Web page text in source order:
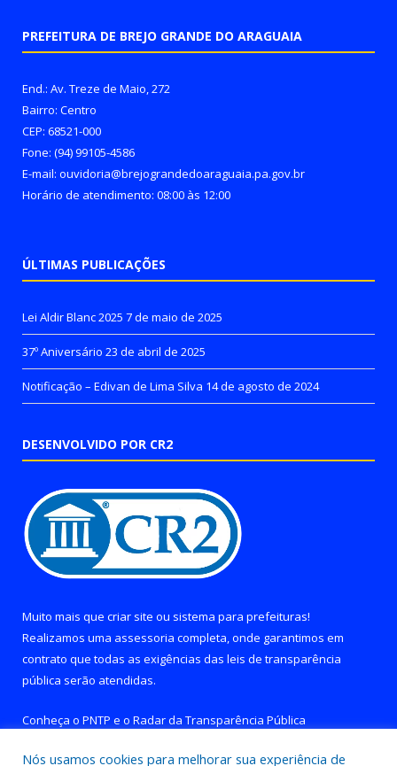
PREFEITURA DE BREJO GRANDE DO ARAGUAIA
End.: Av. Treze de Maio, 272
Bairro: Centro
CEP: 68521-000
Fone: (94) 99105-4586
E-mail: ouvidoria@brejograndedoaraguaia.pa.gov.br
Horário de atendimento: 08:00 às 12:00
ÚLTIMAS PUBLICAÇÕES
Lei Aldir Blanc 2025 7 de maio de 2025
37º Aniversário 23 de abril de 2025
Notificação – Edivan de Lima Silva 14 de agosto de 2024
DESENVOLVIDO POR CR2
Muito mais que criar site ou sistema para prefeituras!
Realizamos uma assessoria completa, onde garantimos em
contrato que todas as exigências das leis de transparência
pública serão atendidas.
Conheça o PNTP e o Radar da Transparência Pública
Nós usamos cookies para melhorar sua experiência de